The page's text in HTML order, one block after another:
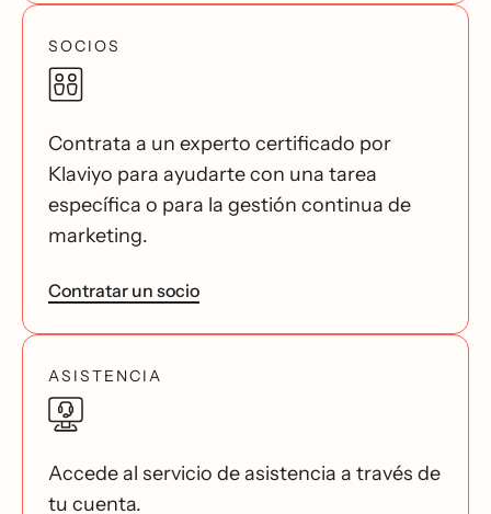
SOCIOS
Contrata a un experto certificado por
Klaviyo para ayudarte con una tarea
específica o para la gestión continua de
marketing.
Contratar un socio
ASISTENCIA
Accede al servicio de asistencia a través de
tu cuenta.